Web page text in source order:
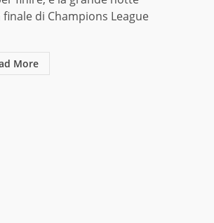
finale di Champions League
More